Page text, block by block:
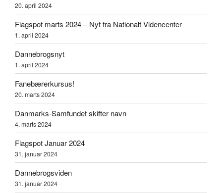
20. april 2024
Flagspot marts 2024 – Nyt fra Nationalt Videncenter
1. april 2024
Dannebrogsnyt
1. april 2024
Fanebærerkursus!
20. marts 2024
Danmarks-Samfundet skifter navn
4. marts 2024
Flagspot Januar 2024
31. januar 2024
Dannebrogsviden
31. januar 2024